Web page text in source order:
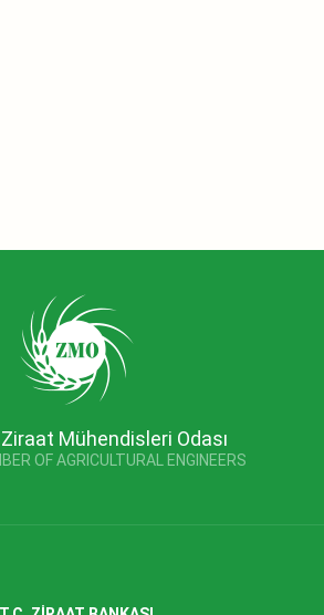
Mühendisleri Odası
OF AGRICULTURAL ENGINEERS